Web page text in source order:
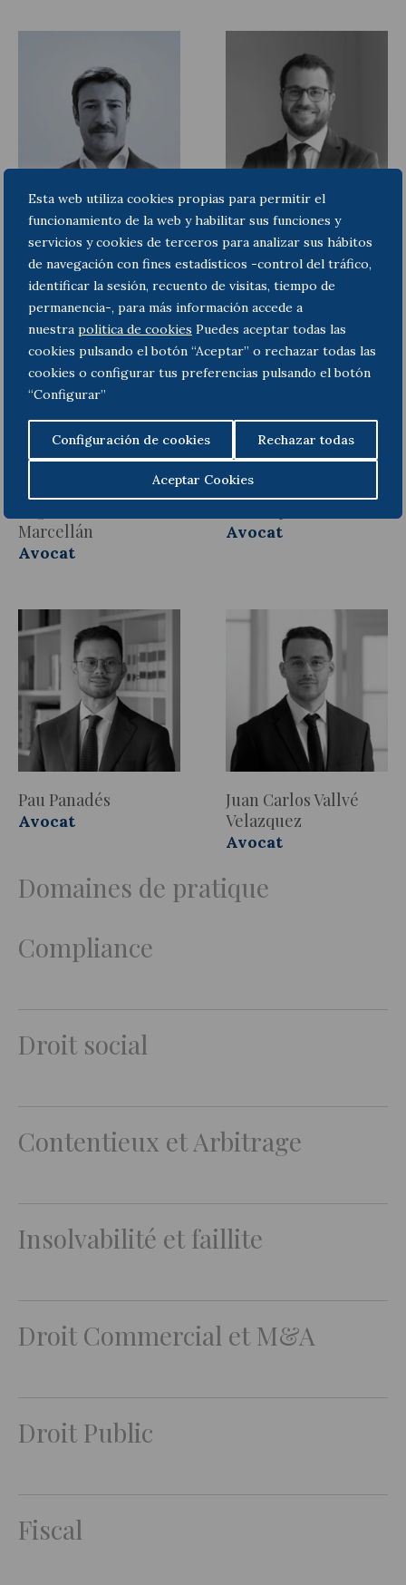
Esta web utiliza cookies propias para permitir el
funcionamiento de la web y habilitar sus funciones y
servicios y cookies de terceros para analizar sus hábitos
de navegación con fines estadísticos -control del tráfico,
identificar la sesión, recuento de visitas, tiempo de
permanencia-, para más información accede a
nuestra politica de cookies Puedes aceptar todas las
cookies pulsando el botón “Aceptar” o rechazar todas las
cookies o configurar tus preferencias pulsando el botón
“Configurar”
Configuración de cookies Rechazar todas
Aceptar Cookies
Mario Chaparro
Yedro
Counsel
Pol Fontboté Pradilla
Avocat
Marcellán
Avocat
Avocat
Pau Panadés
Avocat
Juan Carlos Vallvé
Velazquez
Avocat
Domaines de pratique
Compliance
Droit social
Contentieux et Arbitrage
Insolvabilité et faillite
Droit Commercial et M&A
Droit Public
Fiscal